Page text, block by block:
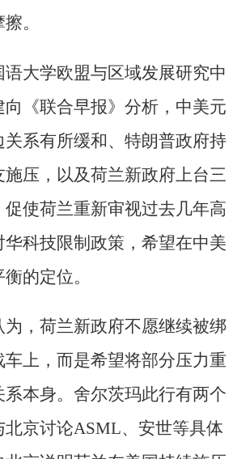
。
语大学欧盟与区域发展研究中
《联合早报》分析，中美元
关系有所缓和、特朗普政府持
压，以及荷兰新政府上台三
使荷兰重新审视过去几年高
华科技限制政策，希望在中美
的定位。
为，荷兰新政府不愿继续被绑
上，而是希望将部分压力重
系本身。舍尔茨玛此行有两个
北京讨论ASML、安世等具体